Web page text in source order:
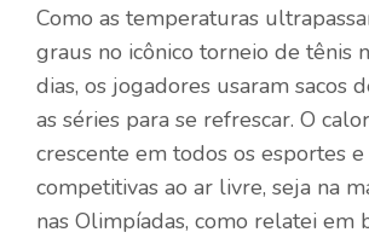
Como as temperaturas
graus no icônico torneio de tênis
dias, os jogadores usaram sacos
as séries para se refrescar. O
crescente em todos os esportes
competitivas ao ar livre, seja na
nas Olimpíadas, como relatei em